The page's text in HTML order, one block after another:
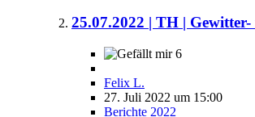
25.07.2022 | TH |
6
Felix L.
27. Juli 2022 um 15:00
Berichte 2022